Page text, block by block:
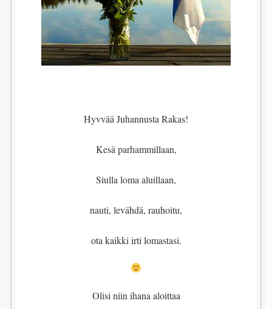
Hyvvää Juhannusta Rakas!
Kesä parhammillaan,
Siulla loma aluillaan,
nauti, levähdä, rauhoitu,
ota kaikki irti lomastasi.
Olisi niin ihana aloittaa